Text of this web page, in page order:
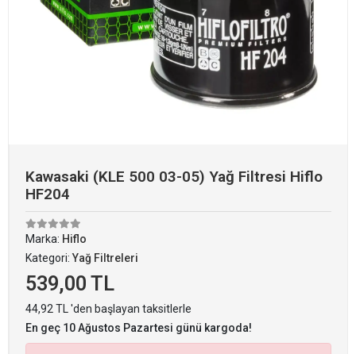
Kawasaki (KLE 500 03-05) Yağ Filtresi Hiflo
HF204
Marka: Hiflo
Kategori:Yağ Filtreleri
539,00 TL
44,92 TL 'den başlayan taksitlerle
En geç 10 Ağustos Pazartesi günü kargoda!